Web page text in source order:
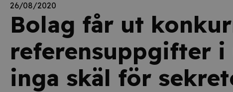
26/08/2020
Bolag får ut
referensuppgifter i
inga skäl för